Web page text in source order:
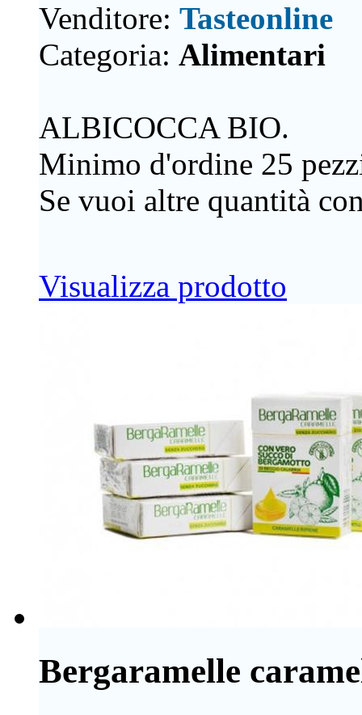
Venditore: Tasteonline
Categoria: Alimentari
ALBICOCCA BIO.
Minimo d'ordine 25
Se vuoi altre quantità
Visualizza prodotto
Bergaramelle